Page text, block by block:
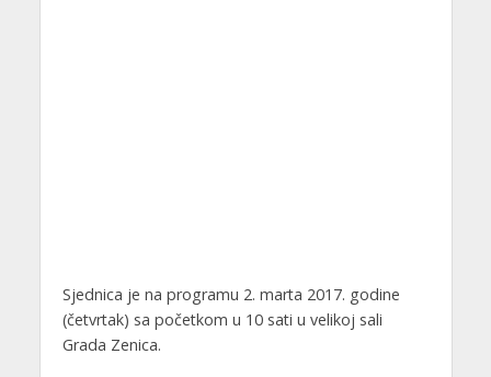
Sjednica je na programu 2. marta 2017. godine
(četvrtak) sa početkom u 10 sati u velikoj sali
Grada Zenica.